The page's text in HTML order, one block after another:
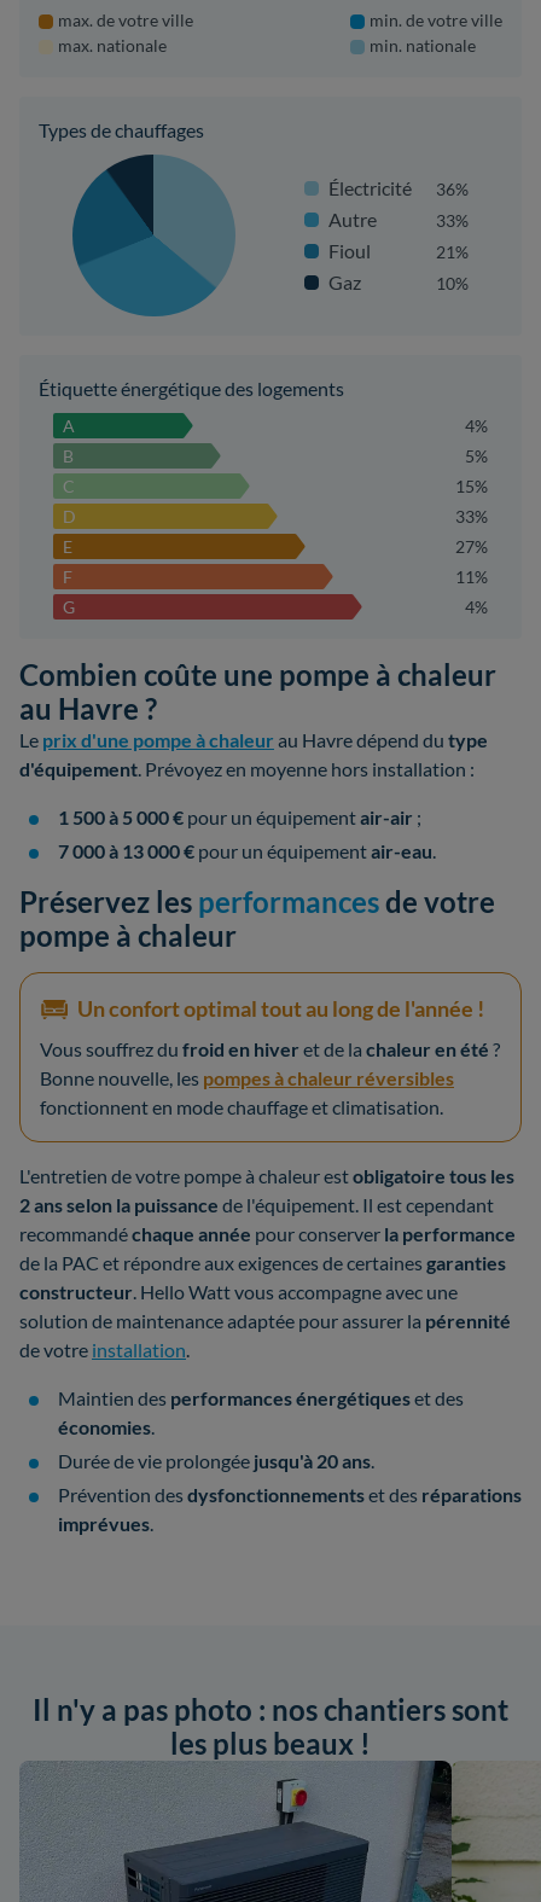
max. de votre ville
max. nationale
min. de votre ville
min. nationale
Types de chauffages
Électricité 36%
Autre 33%
Fioul 21%
Gaz 10%
Étiquette énergétique des logements
A
4%
B
5%
C
15%
D
33%
E
27%
F
11%
G
4%
Combien coûte une pompe à chaleur
au Havre ?
Le prix d'une pompe à chaleur au Havre dépend du type
d'équipement. Prévoyez en moyenne hors installation :
1 500 à 5 000 € pour un équipementair-air ;
7 000 à 13 000 € pour un équipementair-eau.
Préservez les performancesde votre
pompe à chaleur
Un confort optimal tout au long de l'année !
Vous souffrez du froid en hiver et de la chaleur en été ?
Bonne nouvelle, les pompes à chaleur réversibles
fonctionnent en mode chauffage et climatisation.
L'entretien de votre pompe à chaleur estobligatoire tous les
2 ans selon la puissance de l'équipement. Il est cependant
recommandéchaque année pour conserver la performance
de la PAC et répondre aux exigences de certainesgaranties
constructeur. Hello Watt vous accompagne avec une
solution de maintenance adaptée pour assurer la pérennité
de votre installation.
Maintien des performances énergétiqueset des
économies.
Durée de vie prolongée jusqu'à 20 ans.
Prévention desdysfonctionnementset des réparations
imprévues.
Il n'y a pas photo : nos chantiers sont
les plus beaux !